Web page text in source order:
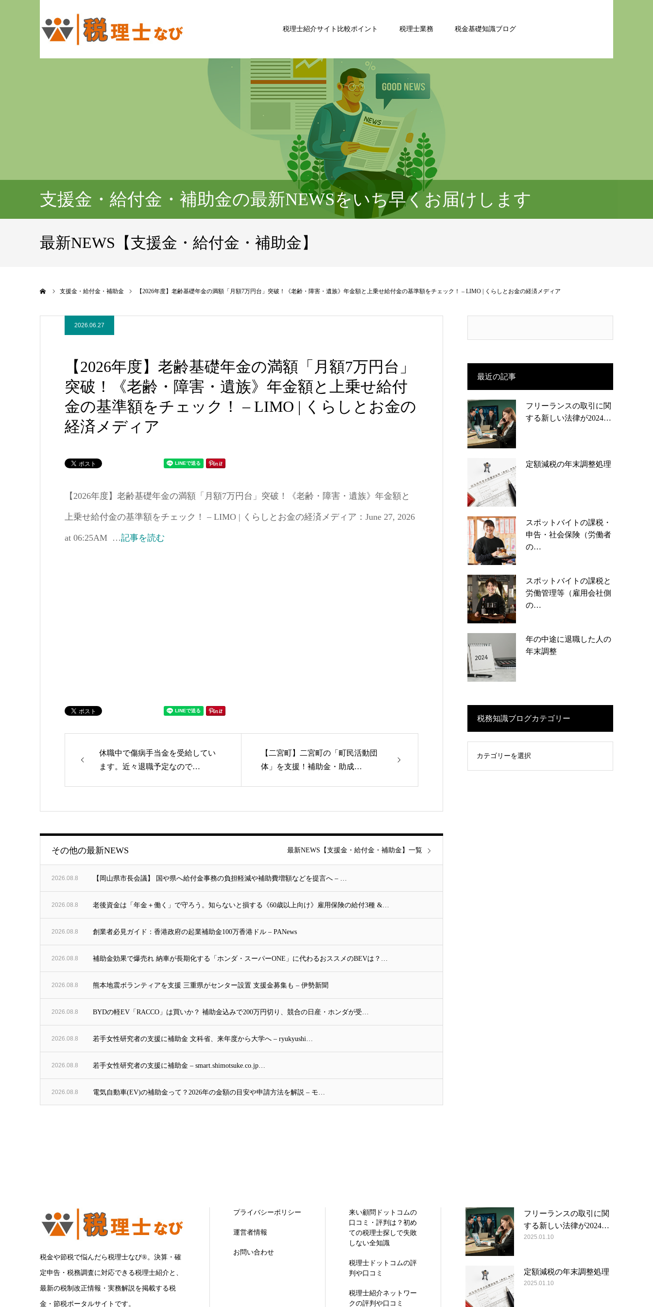
税理士紹介サイト比較ポイント 税理士業務 税金基礎知識ブログ
支援金・給付金・補助金の最新NEWSをいち早くお届けします
最新NEWS【支援金・給付金・補助金】
支援金・給付金・補助金 【2026年度】老齢基礎年金の満額「月額7万円台」突破！《老齢・障害・遺族》年金額と上乗せ給付金の基準額をチェック！ – LIMO | くらしとお金の経済メディア
2026.06.27
【2026年度】老齢基礎年金の満額「月額7万円台」
突破！《老齢・障害・遺族》年金額と上乗せ給付
金の基準額をチェック！ – LIMO | くらしとお金の
経済メディア
【2026年度】老齢基礎年金の満額「月額7万円台」突破！《老齢・障害・遺族》年金額と
上乗せ給付金の基準額をチェック！ – LIMO | くらしとお金の経済メディア：June 27, 2026
at 06:25AM …記事を読む
休職中で傷病手当金を受給してい
ます。近々退職予定なので…
【二宮町】二宮町の「町民活動団
体」を支援！補助金・助成…
その他の最新NEWS
2026.08.8 【岡山県市長会議】 国や県へ給付金事務の負担軽減や補助費増額などを提言へ – …
2026.08.8 老後資金は「年金＋働く」で守ろう。知らないと損する《60歳以上向け》雇用保険の給付3種 &…
2026.08.8 創業者必見ガイド：香港政府の起業補助金100万香港ドル – PANews
2026.08.8 補助金効果で爆売れ 納車が長期化する「ホンダ・スーパーONE」に代わるおススメのBEVは？…
2026.08.8 熊本地震ボランティアを支援 三重県がセンター設置 支援金募集も – 伊勢新聞
2026.08.8 BYDの軽EV「RACCO」は買いか？ 補助金込みで200万円切り、競合の日産・ホンダが受…
2026.08.8 若手女性研究者の支援に補助金 文科省、来年度から大学へ – ryukyushi…
2026.08.8 若手女性研究者の支援に補助金 – smart.shimotsuke.co.jp…
2026.08.8 電気自動車(EV)の補助金って？2026年の金額の目安や申請方法を解説 – モ…
最新NEWS【支援金・給付金・補助金】一覧
最近の記事
フリーランスの取引に関
する新しい法律が2024…
定額減税の年末調整処理
スポットバイトの課税・
申告・社会保険（労働者
の…
スポットバイトの課税と
労働管理等（雇用会社側
の…
年の中途に退職した人の
年末調整
税務知識ブログカテゴリー
税金や節税で悩んだら税理士なび®。決算・確
定申告・税務調査に対応できる税理士紹介と、
最新の税制改正情報・実務解説を掲載する税
金・節税ポータルサイトです。
プライバシーポリシー
運営者情報
お問い合わせ
来い顧問ドットコムの
口コミ・評判は？初め
ての税理士探しで失敗
しない全知識
税理士ドットコムの評
判や口コミ
税理士紹介ネットワー
クの評判や口コミ
フリーランスの取引に関
する新しい法律が2024…
2025.01.10
定額減税の年末調整処理
2025.01.10